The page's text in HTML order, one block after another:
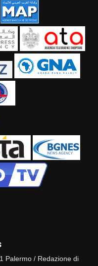
Palermo / Redazione di